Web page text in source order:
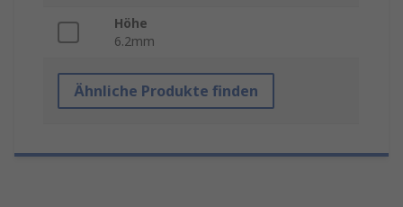
Höhe
6.2mm
Ähnliche Produkte finden